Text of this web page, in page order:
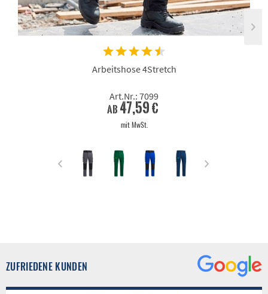
Arbeitshose 4Stretch
Art.Nr.: 7099
ab 47,59 €
mit MwSt.
ZUFRIEDENE KUNDEN